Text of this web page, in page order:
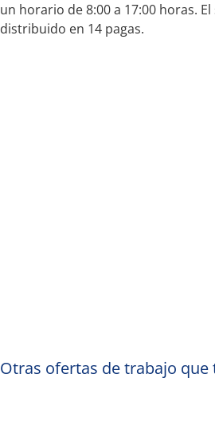
un horario de 8:00 a 17:00 horas.
distribuido en 14 pagas.
Otras ofertas de trabajo